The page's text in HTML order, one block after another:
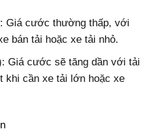
Giá cước thường thấp, với
bán tải hoặc xe tải nhỏ.
Giá cước sẽ tăng dần với tải
khi cần xe tải lớn hoặc xe